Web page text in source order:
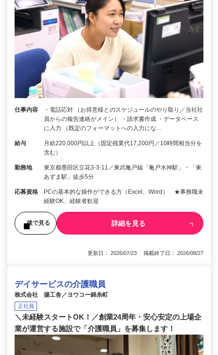
仕事内容
・電話応対 （お得意様とのスケジュールのやり取り／当社社
員からの報告連絡がメイン） ・請求書作成 ・データベース
に入力 （既定のフォーマットへの入力にな…
給与
月給220,000円以上（固定残業代17,200円／10時間相当分を
含む）
勤務地
東京都墨田区立花3-3-11／東武亀戸線「亀戸水神駅」・「東
あずま駅」徒歩5分
応募資格
PCの基本的な操作ができる方（Excel、Word） ★事務職未
経験OK、経験者歓迎
後で見る 詳細を見る
更新日： 2026/07/23 掲載終了日： 2026/08/27
デイサービスの介護職員
株式会社 揚工舎／ヨウコー錦糸町
正社員
＼未経験スタートOK！／創業24周年・安心安定の上場企
業が運営する施設で「介護職員」を募集します！